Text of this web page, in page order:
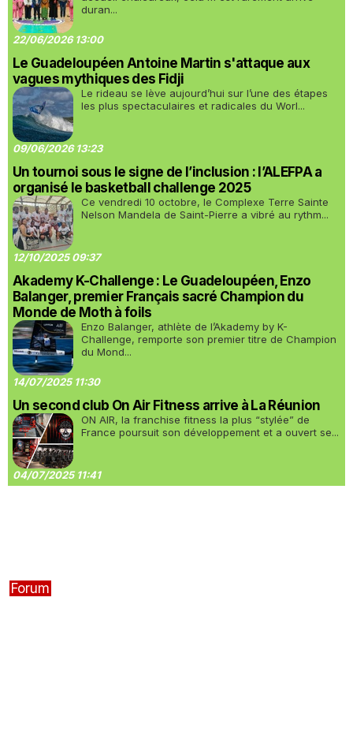
duran...
22/06/2026 13:00
Le Guadeloupéen Antoine Martin s'attaque aux
vagues mythiques des Fidji
Le rideau se lève aujourd’hui sur l’une des étapes
les plus spectaculaires et radicales du Worl...
09/06/2026 13:23
Un tournoi sous le signe de l’inclusion : l’ALEFPA a
organisé le basketball challenge 2025
Ce vendredi 10 octobre, le Complexe Terre Sainte
Nelson Mandela de Saint-Pierre a vibré au rythm...
12/10/2025 09:37
Akademy K-Challenge : Le Guadeloupéen, Enzo
Balanger, premier Français sacré Champion du
Monde de Moth à foils
Enzo Balanger, athlète de l’Akademy by K-
Challenge, remporte son premier titre de Champion
du Mond...
14/07/2025 11:30
Un second club On Air Fitness arrive à La Réunion
ON AIR, la franchise fitness la plus “stylée” de
France poursuit son développement et a ouvert se...
04/07/2025 11:41
Forum